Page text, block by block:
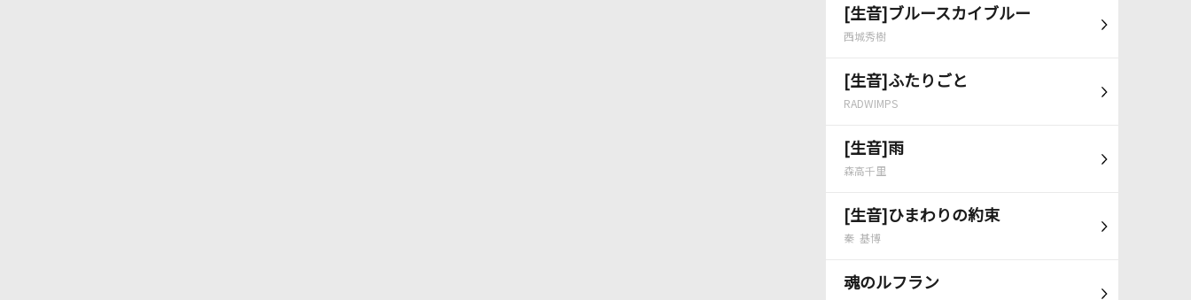
[生音]ブルースカイブルー
西城秀樹
[生音]ふたりごと
RADWIMPS
[生音]雨
森高千里
[生音]ひまわりの約束
秦 基博
魂のルフラン